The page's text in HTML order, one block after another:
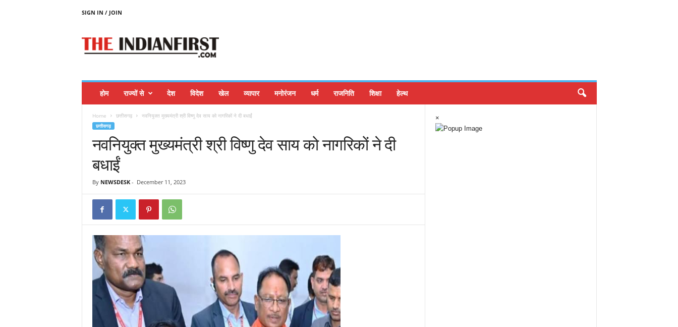
SIGN IN / JOIN
होम राज्यों से देश विदेश खेल व्यापार मनोरंजन धर्म राजनिति शिक्षा हेल्थ
Home छत्तीसगढ़ नवनियुक्त मुख्यमंत्री श्री विष्णु देव साय को नागरिकों ने दी बधाईं
छत्तीसगढ़
नवनियुक्त मुख्यमंत्री श्री विष्णु देव साय को नागरिकों ने दी
बधाईं
By NEWSDESK- December 11, 2023
×